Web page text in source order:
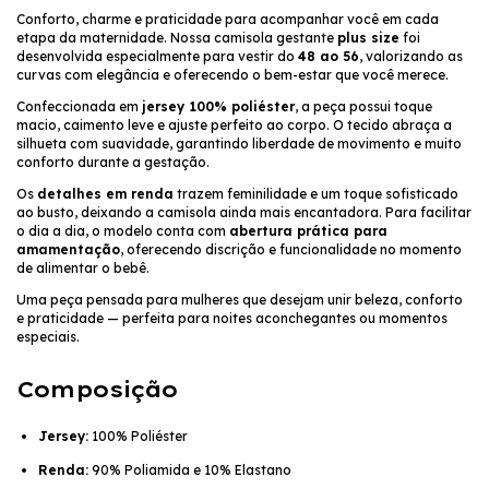
Conforto, charme e praticidade para acompanhar você em cada
etapa da maternidade. Nossa camisola gestante plus size foi
desenvolvida especialmente para vestir do 48 ao 56, valorizando as
curvas com elegância e oferecendo o bem-estar que você merece.
Confeccionada em jersey 100% poliéster, a peça possui toque
macio, caimento leve e ajuste perfeito ao corpo. O tecido abraça a
silhueta com suavidade, garantindo liberdade de movimento e muito
conforto durante a gestação.
Os detalhes em renda trazem feminilidade e um toque sofisticado
ao busto, deixando a camisola ainda mais encantadora. Para facilitar
o dia a dia, o modelo conta com abertura prática para
amamentação, oferecendo discrição e funcionalidade no momento
de alimentar o bebê.
Uma peça pensada para mulheres que desejam unir beleza, conforto
e praticidade — perfeita para noites aconchegantes ou momentos
especiais.
Composição
Jersey: 100% Poliéster
Renda: 90% Poliamida e 10% Elastano